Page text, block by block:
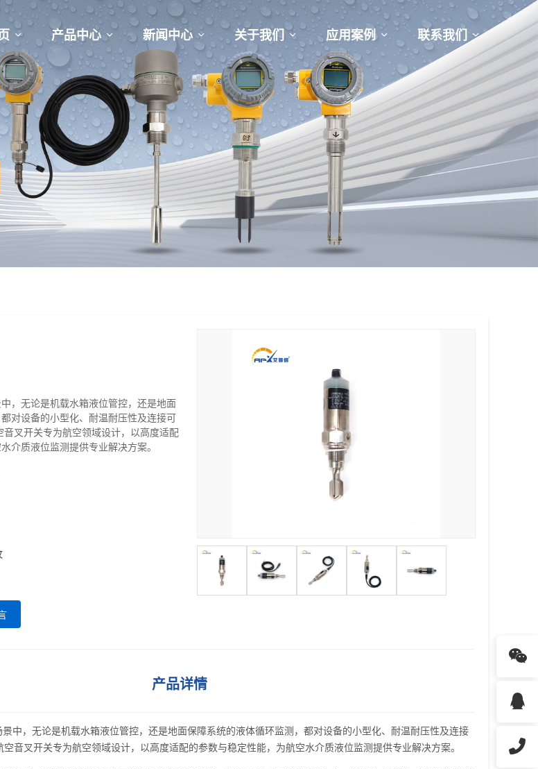
产品中心 新闻中心 关于我们 应用案例 联系我们
，无论是机载水箱液位管控，还是地面
对设备的小型化、耐温耐压性及连接可
叉开关专为航空领域设计，以高度适配
介质液位监测提供专业解决方案。
产品详情
中，无论是机载水箱液位管控，还是地面保障系统的液体循环监测，都对设备的小型化、耐温耐压性及连接
空音叉开关专为航空领域设计，以高度适配的参数与稳定性能，为航空水介质液位监测提供专业解决方案。